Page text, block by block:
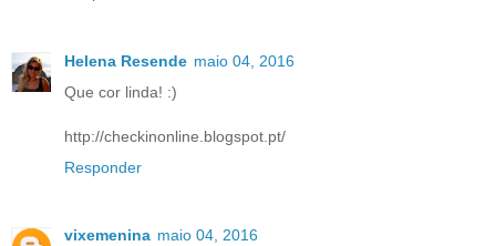
Helena Resende maio 04, 2016
Que cor linda! :)
http://checkinonline.blogspot.pt/
Responder
vixemenina maio 04, 2016